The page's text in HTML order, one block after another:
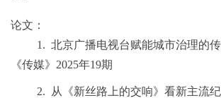
论文：
1. 北京广播电视台赋能城市治理的传
《传媒》 2025年19期
2.
从《新丝路上的交响》看新主流